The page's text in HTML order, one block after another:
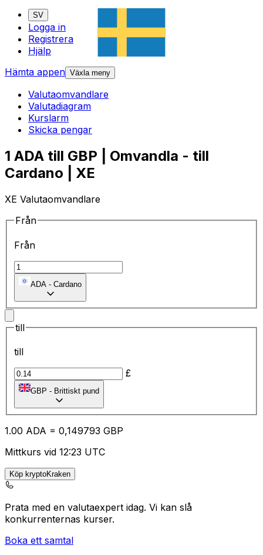
SV
Logga in
Registrera
Hjälp
Hämta appen Växla meny
Valutaomvandlare
Valutadiagram
Kurslarm
Skicka pengar
1 ADA till GBP | Omvandla - till
Cardano | XE
XE Valutaomvandlare
Från
Från
ADA - Cardano
till
till
£
GBP - Brittiskt pund
1.00 ADA = 0,149793 GBP
Mittkurs vid 12:23 UTC
Köp kryptoKraken
Prata med en valutaexpert idag. Vi kan slå
konkurrenternas kurser.
Boka ett samtal